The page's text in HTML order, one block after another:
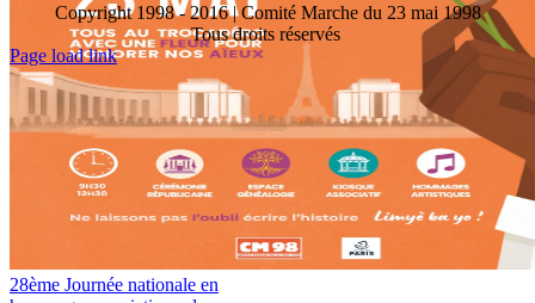
28ème Journée nationale en
Copyright 1998 - 2016 | Comité Marche du 23 mai 1998
Tous droits réservés
Toggle
Sliding
Area
Page load link
Go
Top